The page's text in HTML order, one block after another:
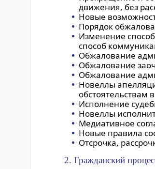
движения, без
Новые
Порядок
Изменение
способ
Обжалование
Обжалование
Обжалование
Новеллы
обстоятельствам
Исполнение
Новеллы
Медиативное
Новые правила
Отсрочка,
2. Гражданский